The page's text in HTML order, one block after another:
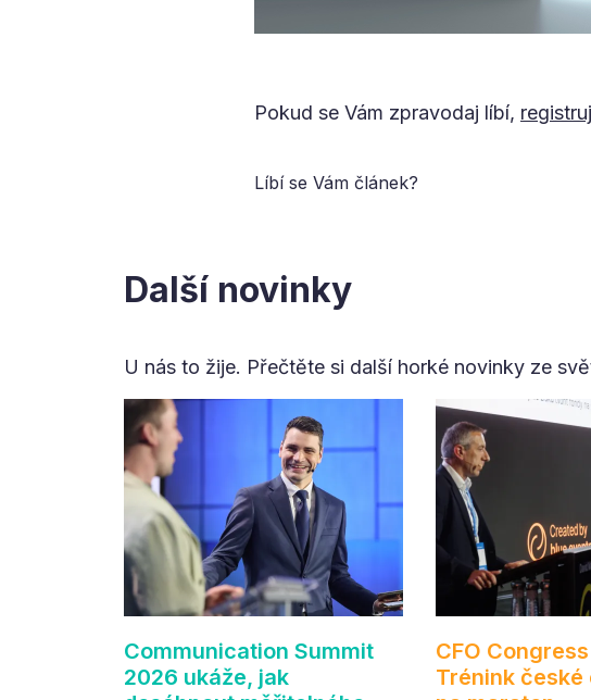
Pokud se Vám zpravodaj líbí,
Líbí se Vám článek?
Další novinky
U nás to žije. Přečtěte si další horké novinky ze
Communication Summit
2026 ukáže, jak
CFO
Trénink české